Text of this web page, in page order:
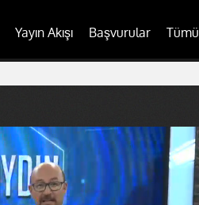
Yayın Akışı Başvurular Tümü